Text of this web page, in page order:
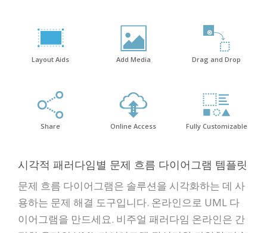
Layout Aids Add Media Drag and Drop
Share Online Access Fully Customizable
시각적 패러다임별 문제 흐름 다이어그램 템플릿
문제 흐름 다이어그램은 솔루션을 시각화하는 데 사
용하는 문제 해결 도구입니다. 온라인으로 UML 다
이어그램을 만드세요. 비주얼 패러다임 온라인은 간